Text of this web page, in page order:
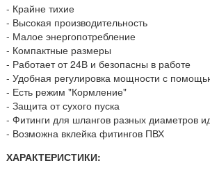
- Крайне тихие
- Высокая производительность
- Малое энергопотребление
- Компактные размеры
- Работает от 24В и безопасны в работе
- Удобная регулировка мощности с
- Есть режим "Кормление"
- Защита от сухого пуска
- Фитинги для шлангов разных диаметров
- Возможна вклейка фитингов ПВХ
ХАРАКТЕРИСТИКИ: